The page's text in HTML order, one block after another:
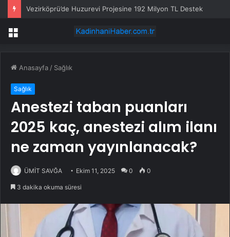
Vezirköprü’de Huzurevi Projesine 192 Milyon TL Destek
Menü
Anasayfa / Sağlık
Sağlık
Anestezi taban puanları
2025 kaç, anestezi alım ilanı
ne zaman yayınlanacak?
ÜMİT SAVĞA Ekim 11, 2025 0 0
3 dakika okuma süresi